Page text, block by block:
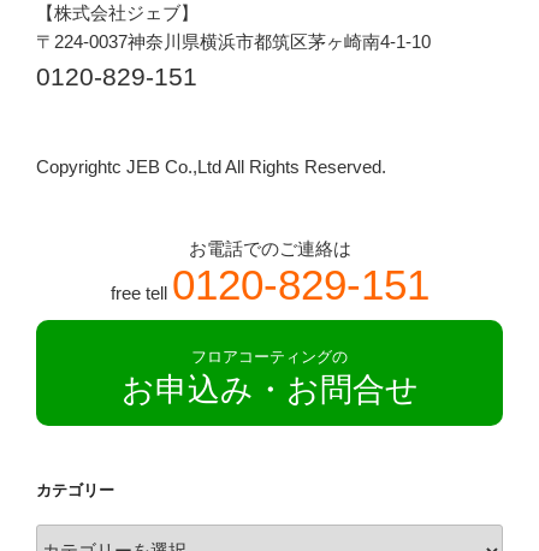
【株式会社ジェブ】
〒224-0037神奈川県横浜市都筑区茅ヶ崎南4-1-10
0120-829-151
Copyrightc JEB Co.,Ltd All Rights Reserved.
お電話でのご連絡は
free tell 0120-829-151
フロアコーティングの
お申込み・お問合せ
カテゴリー